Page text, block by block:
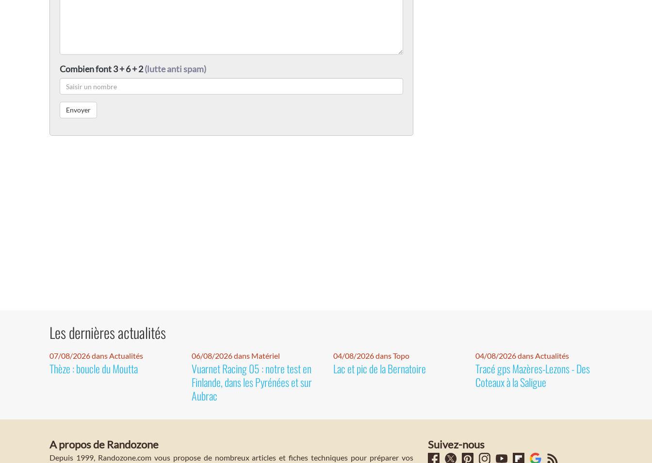
Combien font 3 + 6 + 2(lutte anti spam)
Les dernières actualités
07/08/2026 dans Actualités
Thèze : boucle du Moutta
06/08/2026 dans Matériel
Vuarnet Racing 05 : notre test en
Finlande, dans les Pyrénées et sur
Aubrac
04/08/2026 dans Topo
Lac et pic de la Bernatoire
04/08/2026 dans Actualités
Tracé gps Mazères-Lezons - Des
Coteaux à la Saligue
A propos de Randozone
Depuis 1999, Randozone.com vous propose de nombreux articles et fiches techniques pour préparer vos
Suivez-nous